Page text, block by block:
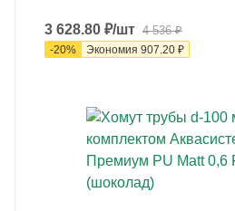
3 628.80 ₽/шт 4 536₽
-20% Экономия 907.20 ₽